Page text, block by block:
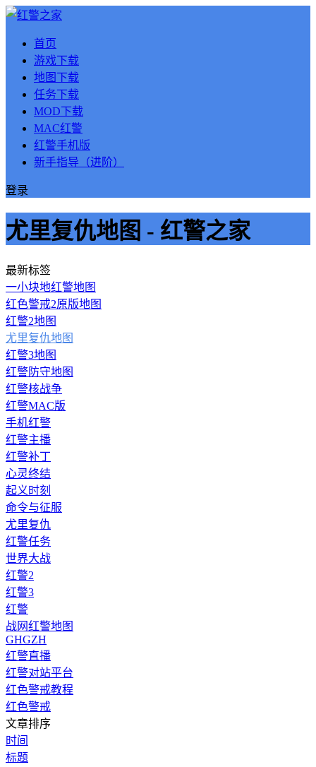
首页
游戏下载
地图下载
任务下载
MOD下载
MAC红警
红警手机版
新手指导（进阶）
登录
尤里复仇地图 - 红警之家
最新标签
一小块地红警地图
红色警戒2原版地图
红警2地图
尤里复仇地图
红警3地图
红警防守地图
红警核战争
红警MAC版
手机红警
红警主播
红警补丁
心灵终结
起义时刻
命令与征服
尤里复仇
红警任务
世界大战
红警2
红警3
红警
战网红警地图
GHGZH
红警直播
红警对站平台
红色警戒教程
红色警戒
文章排序
时间
标题